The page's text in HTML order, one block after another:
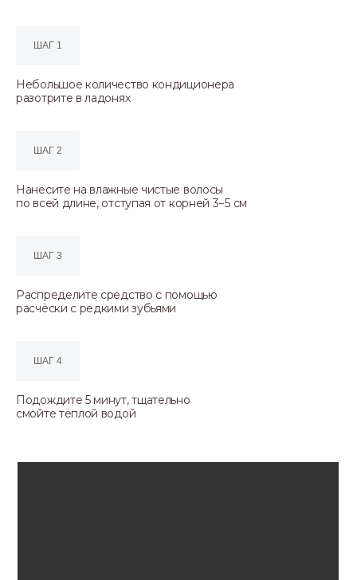
Небольшое количество кондиционера
разотрите в ладонях
ШАГ 1
Нанесите на влажные чистые волосы
по всей длине, отступая от корней 3−5 см
ШАГ 2
Распределите средство с помощью
расчёски с редкими зубьями
ШАГ 3
Подождите 5 минут, тщательно
смойте тёплой водой
ШАГ 4